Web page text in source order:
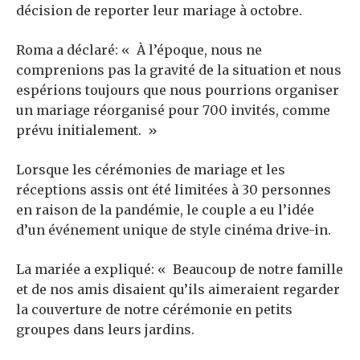
décision de reporter leur mariage à octobre.
Roma a déclaré: « À l’époque, nous ne
comprenions pas la gravité de la situation et nous
espérions toujours que nous pourrions organiser
un mariage réorganisé pour 700 invités, comme
prévu initialement. »
Lorsque les cérémonies de mariage et les
réceptions assis ont été limitées à 30 personnes
en raison de la pandémie, le couple a eu l’idée
d’un événement unique de style cinéma drive-in.
La mariée a expliqué: « Beaucoup de notre famille
et de nos amis disaient qu’ils aimeraient regarder
la couverture de notre cérémonie en petits
groupes dans leurs jardins.